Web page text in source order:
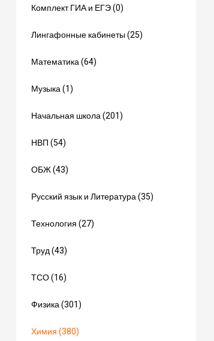
Комплект ГИА и ЕГЭ (0)
Лингафонные кабинеты (25)
Математика (64)
Музыка (1)
Начальная школа (201)
НВП (54)
ОБЖ (43)
Русский язык и Литература (35)
Технология (27)
Труд (43)
ТСО (16)
Физика (301)
Химия (380)